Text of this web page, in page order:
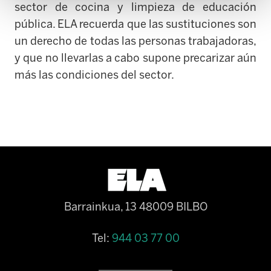
sector de cocina y limpieza de educación
pública. ELA recuerda que las sustituciones son
un derecho de todas las personas trabajadoras,
y que no llevarlas a cabo supone precarizar aún
más las condiciones del sector.
Barrainkua, 13 48009 BILBO
Tel: 944 03 77 00